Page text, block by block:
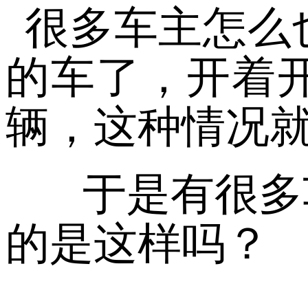
很多车主怎么
的车了，开着
辆，这种情况
于是有很
的是这样吗？